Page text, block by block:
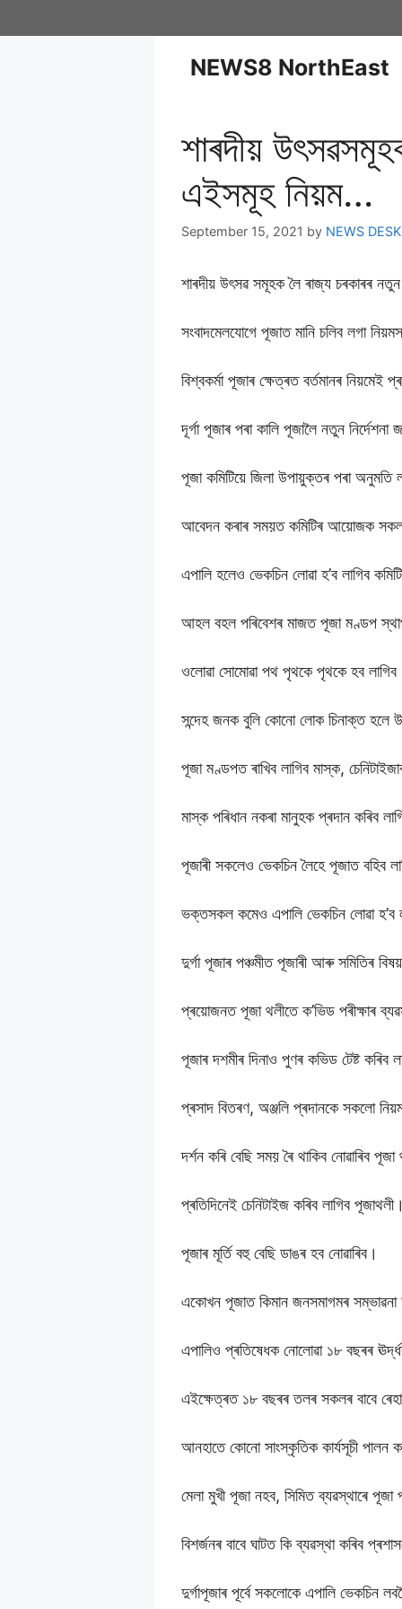
NEWS8 NorthEast
শাৰদীয়
এইসমূহ নিয়ম…
September 15, 2021 by NEWS DESK
শাৰদীয় উৎসৱ সমূহক লৈ ৰাজ্য চৰকাৰৰ নতুন
সংবাদমেলযোগে পূজাত মানি চলিব লগা
বিশ্বকৰ্মা পূজাৰ ক্ষেত্ৰত বৰ্তমানৰ নিয়মেই
দূৰ্গা পূজাৰ পৰা কালি পূজালৈ নতুন নিৰ্দেশনা
পূজা কমিটিয়ে জিলা উপায়ুক্তৰ পৰা অনুমতি
আবেদন কৰাৰ সময়ত কমিটিৰ আয়োজক সকলৰ
এপালি হলেও ভেকচিন লোৱা হ’ব লাগিব
আহল বহল পৰিবেশৰ মাজত পূজা মণ্ডপ
ওলোৱা সোমোৱা পথ পৃথকে পৃথকে হব
সন্দেহ জনক বুলি কোনো লোক চিনাক্ত হলে
পূজা মণ্ডপত ৰাখিব লাগিব মাস্ক,
মাস্ক পৰিধান নকৰা মানুহক প্ৰদান কৰিব
পূজাৰী সকলেও ভেকচিন লৈহে পূজাত বহিব
ভক্তসকল কমেও এপালি ভেকচিন লোৱা হ’ব
দুৰ্গা পূজাৰ পঞ্চমীত পূজাৰী আৰু সমিতিৰ
প্ৰয়োজনত পূজা থলীতে ক’ভিড পৰীক্ষাৰ
পূজাৰ দশমীৰ দিনাও পুণৰ কভিড টেষ্ট কৰিব
প্ৰসাদ বিতৰণ, অঞ্জলি প্ৰদানকে সকলো
দৰ্শন কৰি বেছি সময় ৰৈ থাকিব নোৱাৰিব
প্ৰতিদিনেই চেনিটাইজ কৰিব লাগিব পূজাথলী।
পূজাৰ মূৰ্তি বহু বেছি ডাঙৰ হব নোৱাৰিব।
একোখন পূজাত কিমান জনসমাগমৰ
এপালিও প্ৰতিষেধক নোলোৱা ১৮ বছৰৰ
এইক্ষেত্ৰত ১৮ বছৰৰ তলৰ সকলৰ বাবে
আনহাতে কোনো সাংস্কৃতিক কাৰ্যসূচী পালন
মেলা মুখী পূজা নহব, সিমিত ব্যৱস্থাৰে
বিশৰ্জনৰ বাবে ঘাটত কি ব্যৱস্থা কৰিব
দুৰ্গাপূজাৰ পূৰ্বে সকলোকে এপালি ভেকচিন